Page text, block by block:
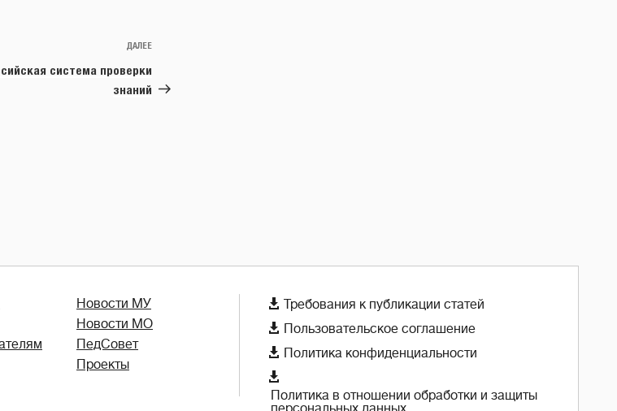
Следующая
ДАЛЕЕ
система проверки
знаний
Новости МУ
Новости МО
ПедСовет
Проекты
 Требования к публикации статей
 Пользовательское соглашение
 Политика конфиденциальности

Политика в отношении обработки и защиты